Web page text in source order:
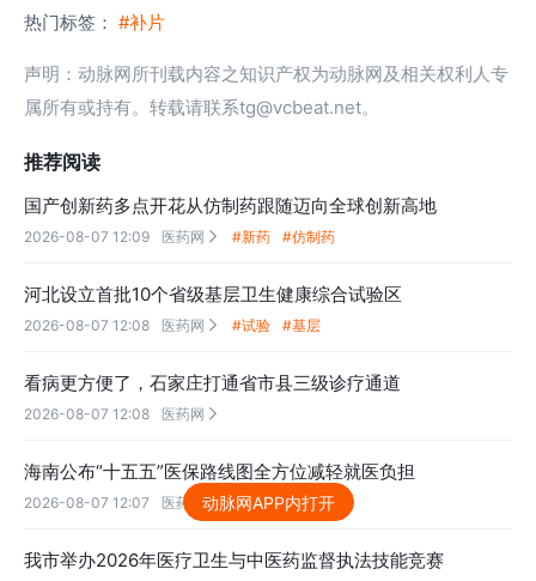
热门标签： #补片
声明：动脉网所刊载内容之知识产权为动脉网及相关权利人专
属所有或持有。转载请联系tg@vcbeat.net。
推荐阅读
国产创新药多点开花从仿制药跟随迈向全球创新高地
2026-08-07 12:09 医药网  #新药 #仿制药
河北设立首批10个省级基层卫生健康综合试验区
2026-08-07 12:08 医药网  #试验 #基层
看病更方便了，石家庄打通省市县三级诊疗通道
2026-08-07 12:08 医药网 
海南公布“十五五”医保路线图全方位减轻就医负担
2026-08-07 12:07 医药网 #医保
我市举办2026年医疗卫生与中医药监督执法技能竞赛
动脉网APP内打开